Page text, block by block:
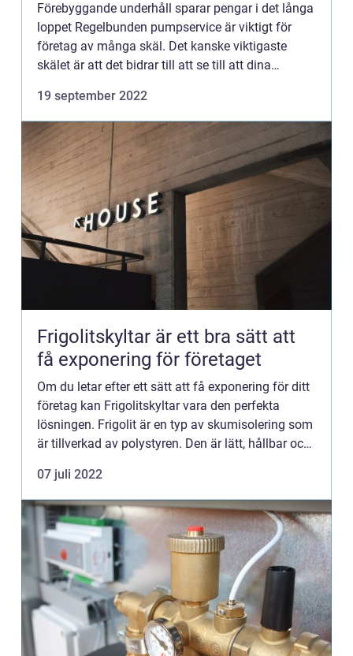
Förebyggande underhåll sparar pengar i det långa
loppet Regelbunden pumpservice är viktigt för
företag av många skäl. Det kanske viktigaste
skälet är att det bidrar till att se till att dina
19 september 2022
Frigolitskyltar är ett bra sätt att
få exponering för företaget
Om du letar efter ett sätt att få exponering för ditt
företag kan Frigolitskyltar vara den perfekta
lösningen. Frigolit är en typ av skumisolering som
är tillverkad av polystyren. Den är lätt, hållbar och
07 juli 2022